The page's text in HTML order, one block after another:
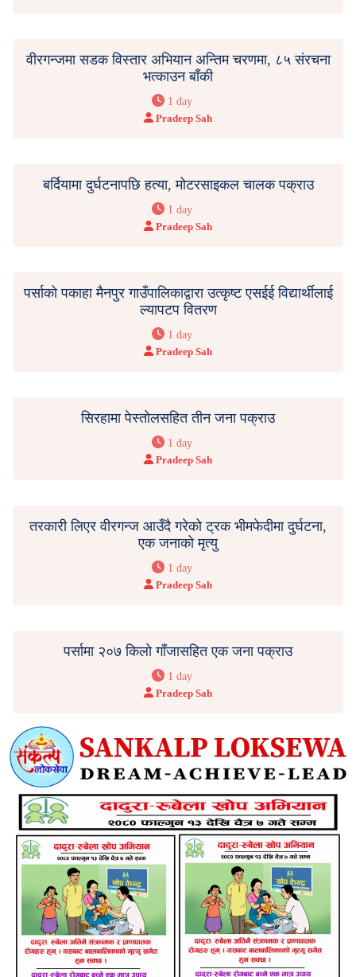
वीरगन्जमा सडक विस्तार अभियान अन्तिम चरणमा, ८५ संरचना
भत्काउन बाँकी
1 day
Pradeep Sah
बर्दियामा दुर्घटनापछि हत्या, मोटरसाइकल चालक पक्राउ
1 day
Pradeep Sah
पर्साको पकाहा मैनपुर गाउँपालिकाद्वारा उत्कृष्ट एसईई विद्यार्थीलाई
ल्यापटप वितरण
1 day
Pradeep Sah
सिरहामा पेस्तोलसहित तीन जना पक्राउ
1 day
Pradeep Sah
तरकारी लिएर वीरगन्ज आउँदै गरेको ट्रक भीमफेदीमा दुर्घटना,
एक जनाको मृत्यु
1 day
Pradeep Sah
पर्सामा २०७ किलो गाँजासहित एक जना पक्राउ
1 day
Pradeep Sah